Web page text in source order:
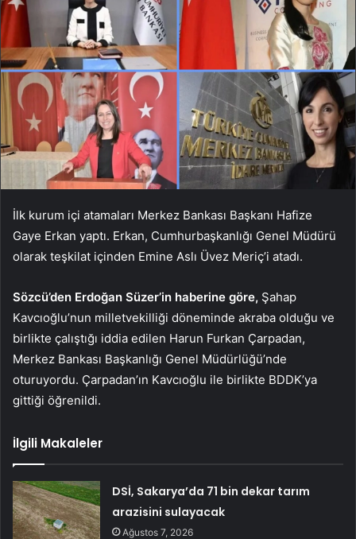
İlk kurum içi atamaları Merkez Bankası Başkanı Hafize
Gaye Erkan yaptı. Erkan, Cumhurbaşkanlığı Genel Müdürü
olarak teşkilat içinden Emine Aslı Üvez Meriç’i atadı.
Sözcü’den Erdoğan Süzer’in haberine göre, Şahap
Kavcıoğlu’nun milletvekilliği döneminde akraba olduğu ve
birlikte çalıştığı iddia edilen Harun Furkan Çarpadan,
Merkez Bankası Başkanlığı Genel Müdürlüğü’nde
oturuyordu. Çarpadan’ın Kavcıoğlu ile birlikte BDDK’ya
gittiği öğrenildi.
İlgili Makaleler
DSİ, Sakarya’da 71 bin dekar tarım
arazisini sulayacak
Ağustos 7, 2026